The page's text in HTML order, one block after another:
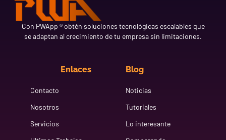
Con PWApp ® obtén soluciones tecnológicas escalables que
se adaptan al crecimiento de tu empresa sin limitaciones.
Enlaces
Contacto
Nosotros
Servicios
Blog
Noticias
Tutoriales
Lo interesante